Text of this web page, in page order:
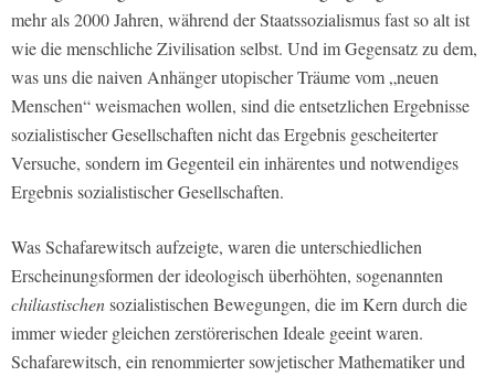
mehr als 2000 Jahren, während der Staatssozialismus fast so alt ist
wie die menschliche Zivilisation selbst. Und im Gegensatz zu dem,
was uns die naiven Anhänger utopischer Träume vom „neuen
Menschen“ weismachen wollen, sind die entsetzlichen Ergebnisse
sozialistischer Gesellschaften nicht das Ergebnis gescheiterter
Versuche, sondern im Gegenteil ein inhärentes und notwendiges
Ergebnis sozialistischer Gesellschaften.
Was Schafarewitsch aufzeigte, waren die unterschiedlichen
Erscheinungsformen der ideologisch überhöhten, sogenannten
chiliastischensozialistischen Bewegungen, die im Kern durch die
immer wieder gleichen zerstörerischen Ideale geeint waren.
Schafarewitsch, ein renommierter sowjetischer Mathematiker und